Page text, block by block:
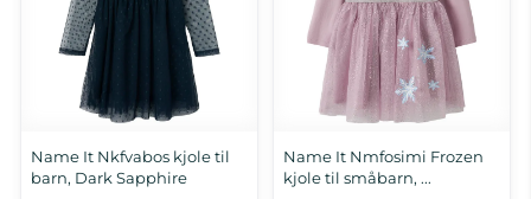
Name It Nkfvabos kjole til
barn, Dark Sapphire
Name It Nmfosimi Frozen
kjole til småbarn, ...